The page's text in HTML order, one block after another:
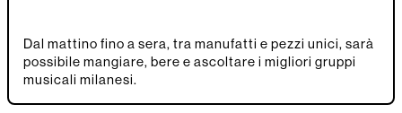
Dal mattino fino a sera, tra manufatti e pezzi unici, sarà
possibile mangiare, bere e ascoltare i migliori gruppi
musicali milanesi.